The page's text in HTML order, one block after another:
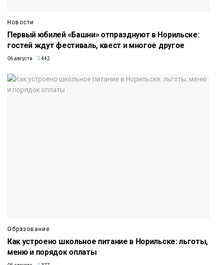
Новости
Первый юбилей «Башни» отпразднуют в Норильске:
гостей ждут фестиваль, квест и многое другое
06 августа 442
Образование
Как устроено школьное питание в Норильске: льготы,
меню и порядок оплаты